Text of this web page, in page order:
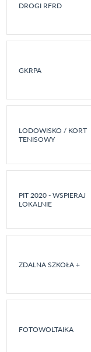
DROGI RFRD
GKRPA
LODOWISKO / KORT
TENISOWY
PIT 2020 - WSPIERAJ
LOKALNIE
ZDALNA SZKOŁA +
FOTOWOLTAIKA